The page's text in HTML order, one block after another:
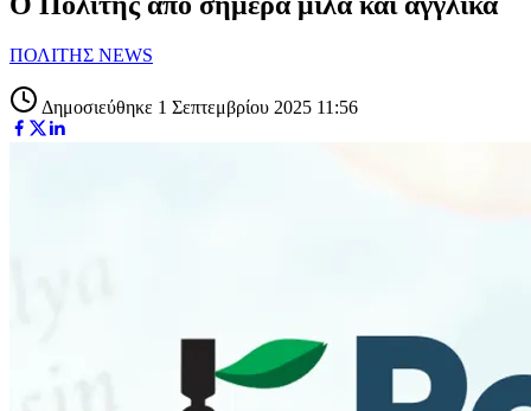
ΠΟΛΙΤΗΣ NEWS
Δημοσιεύθηκε 1 Σεπτεμβρίου 2025 11:56